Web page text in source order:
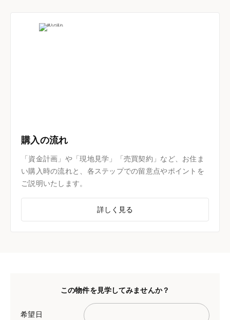
購入の流れ
「資金計画」や「現地見学」「売買契約」など、お住ま
い購入時の流れと、各ステップでの留意点やポイントを
ご説明いたします。
詳しく見る
この物件を見学してみませんか？
希望日